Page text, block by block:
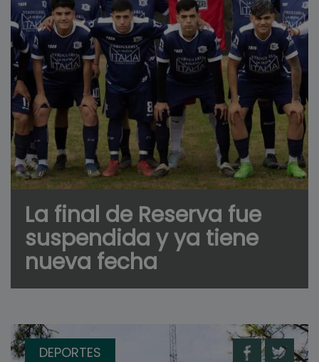
La final de Reserva fue
suspendida y ya tiene
nueva fecha
DEPORTES